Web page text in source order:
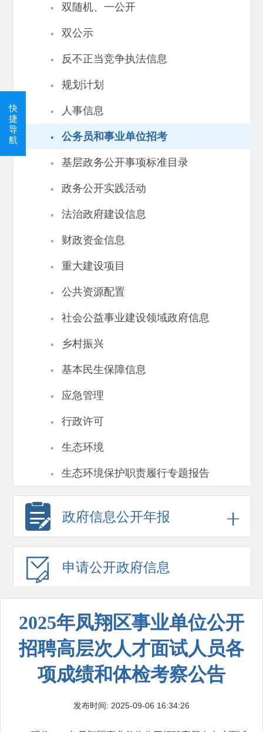
· 双随机、一公开
· 双公示
· 反不正当竞争执法信息
· 规划计划
· 人事信息
· 公务员和事业单位招考
· 基层政务公开事项标准目录
· 政务公开实践活动
· 法治政府建设信息
· 财政资金信息
· 重大建设项目
· 公共资源配置
· 社会公益事业建设领域政府信息
· 乡村振兴
· 基本民生保障信息
· 应急管理
· 行政许可
· 生态环境
· 生态环境保护职责履行专题报告
政府信息公开年报
申请公开政府信息
2025年凤翔区事业单位公开
招聘高层次人才面试人员各
项成绩和体检考察公告
发布时间: 2025-09-06 16:34:26
快
捷
导
航